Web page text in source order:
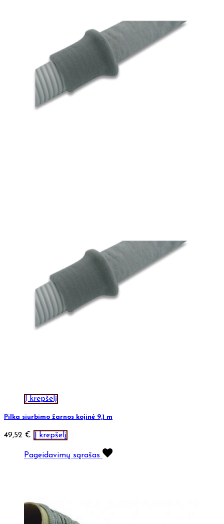
Į krepšelį
Pilka siurbimo žarnos kojinė 9,1 m
49,52 € Į krepšelį
Pageidavimų sąrašas